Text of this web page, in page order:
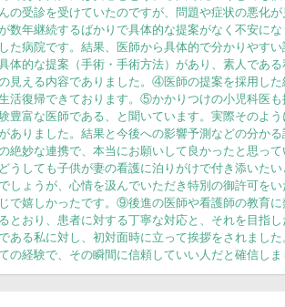
の受診を受けていたのですが、問題や症状の悪化
数年継続するばかりで具体的な提案がなく不安に
た病院です。結果、医師から具体的で分かりやす
体的な提案（手術・手術方法）があり、素人であ
見える内容でありました。④医師の提案を採用し
活復帰できております。⑤かかりつけの小児科医
豊富な医師である、と聞いています。実際そのよ
ありました。結果と今後への影響予測などの分か
絶妙な連携で、本当にお願いして良かったと思っ
うしても子供が妻の看護に泊りがけで付き添いた
しょうが、心情を汲んでいただき特別の御許可を
で嬉しかったです。⑨後進の医師や看護師の教育
とおり、患者に対する丁寧な対応と、それを目指
ある私に対し、初対面時に立って挨拶をされまし
の経験で、その瞬間に信頼していい人だと確信しま